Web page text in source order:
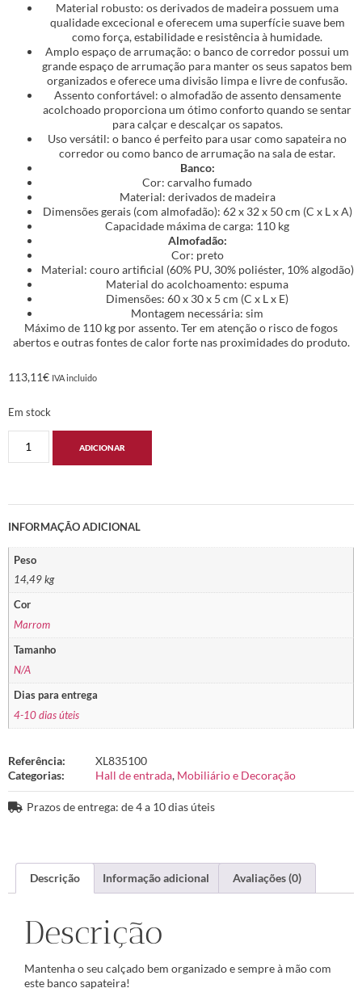
Material robusto: os derivados de madeira possuem uma
qualidade excecional e oferecem uma superfície suave bem
como força, estabilidade e resistência à humidade.
Amplo espaço de arrumação: o banco de corredor possui um
grande espaço de arrumação para manter os seus sapatos bem
organizados e oferece uma divisão limpa e livre de confusão.
Assento confortável: o almofadão de assento densamente
acolchoado proporciona um ótimo conforto quando se sentar
para calçar e descalçar os sapatos.
Uso versátil: o banco é perfeito para usar como sapateira no
corredor ou como banco de arrumação na sala de estar.
Banco:
Cor: carvalho fumado
Material: derivados de madeira
Dimensões gerais (com almofadão): 62 x 32 x 50 cm (C x L x A)
Capacidade máxima de carga: 110 kg
Almofadão:
Cor: preto
Material: couro artificial (60% PU, 30% poliéster, 10% algodão)
Material do acolchoamento: espuma
Dimensões: 60 x 30 x 5 cm (C x L x E)
Montagem necessária: sim
Máximo de 110 kg por assento. Ter em atenção o risco de fogos
abertos e outras fontes de calor forte nas proximidades do produto.
113,11€ IVA incluido
Em stock
ADICIONAR
INFORMAÇÃO ADICIONAL
Peso
14,49 kg
Cor
Marrom
Tamanho
N/A
Dias para entrega
4-10 dias úteis
Referência:
XL835100
Categorias:
Hall de entrada, Mobiliário e Decoração
Prazos de entrega: de 4 a 10 dias úteis
Descrição Informação adicional Avaliações (0)
Descrição
Mantenha o seu calçado bem organizado e sempre à mão com
este banco sapateira!